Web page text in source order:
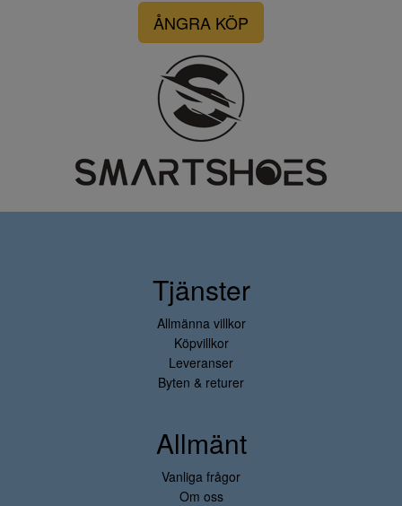
ÅNGRA KÖP
Tjänster
Allmänna villkor
Köpvillkor
Leveranser
Byten & returer
Allmänt
Vanliga frågor
Om oss